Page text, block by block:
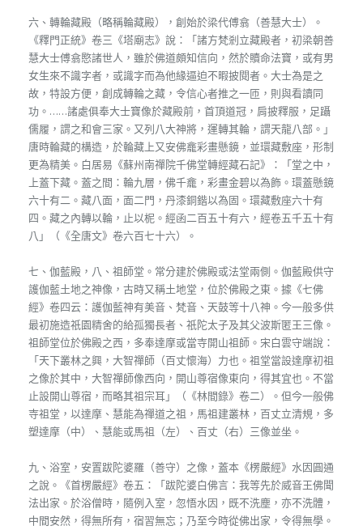
六、轉輪藏殿（略稱輪藏殿），創始於梁代傅翕（善慧大士）。
《釋門正統》卷三《塔廟志》說：「諸方梵剎立藏殿者，初梁朝善
慧大士傅翕愍諸世人，雖於佛道頗知信向，然於贖命法寶，或有男
女生來不識字者，或識字而為他緣逼迫不暇披閱者。大士為是之
故，特設方便，創成轉輪之藏，令信心者推之一匝，則與看讀同
功。……諸處俱奉大士寶像於藏殿前，首頂道冠，肩披釋服，足躡
儒履，謂之和會三家。又列八大神將，運轉其輪，謂天龍八部。」
唐時輪藏的構造，於輪藏上又安佛龕彩畫懸鏡，並環藏敷座，形制
更為精美。白居易《蘇州南禪院千佛堂轉經藏石記》：「堂之中，
上蓋下藏。蓋之間：輪九層，佛千龕，彩畫金碧以為飾。環蓋懸鏡
六十有二。藏八面，面二門，丹漆銅鍇以為固。環藏敷座六十有
四。藏之內轉以輪，止以柅。經函二百五十有六，經卷五千五十有
八」（《全唐文》卷六百七十六）。
七、伽藍殿，八、祖師堂。常分建於佛殿或法堂兩側。伽藍殿供守
護伽藍土地之神像，古時又稱土地堂，位於佛殿之東。據《七佛
經》卷四云：護伽藍神有美音、梵音、天鼓等十八神。今一般多供
最初施造祇園精舍的給孤獨長者、祇陀太子及其父波斯匿王三像。
祖師堂位於佛殿之西，多奉達摩或當寺開山祖師。宋白雲守端說：
「天下叢林之興，大智禪師（百丈懷海）力也。祖堂當設達摩初祖
之像於其中，大智禪師像西向，開山尊宿像東向，得其宜也。不當
止設開山尊宿，而略其祖宗耳」（《林間錄》卷二）。但今一般佛
寺祖堂，以達摩、慧能為禪道之祖，馬祖建叢林，百丈立清規，多
塑達摩（中）、慧能或馬祖（左）、百丈（右）三像並坐。
九、浴室，安置跋陀婆羅（善守）之像，蓋本《楞嚴經》水因圓通
之說。《首楞嚴經》卷五：「跋陀婆白佛言：我等先於威音王佛聞
法出家。於浴僧時，隨例入室，忽悟水因，既不洗塵，亦不洗體，
中間安然，得無所有，宿習無忘；乃至今時從佛出家，令得無學。